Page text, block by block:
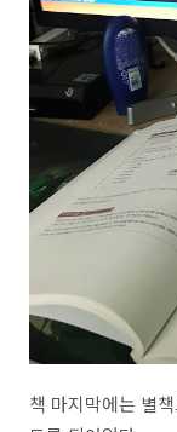
책 마지막에는 별